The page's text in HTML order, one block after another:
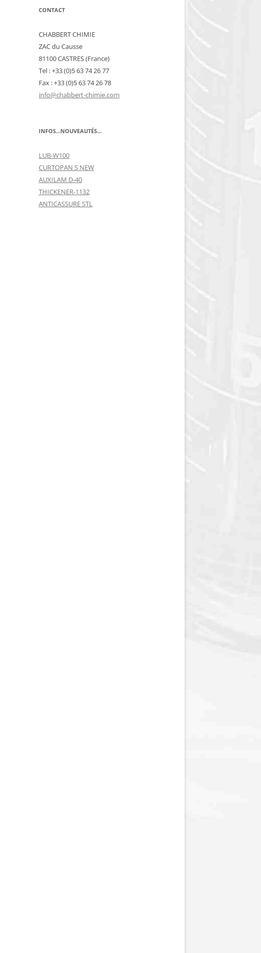
CONTACT
CHABBERT CHIMIE
ZAC du Causse
81100 CASTRES (France)
Tel : +33 (0)5 63 74 26 77
Fax : +33 (0)5 63 74 26 78
info@chabbert-chimie.com
INFOS…NOUVEAUTÉS…
LUB-W100
CURTOPAN S NEW
AUXILAM D-40
THICKENER-1132
ANTICASSURE STL